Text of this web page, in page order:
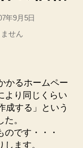
年9月5日
せん
かるホームペー
より同じくらい
成する」という
。
です・・・
ます。